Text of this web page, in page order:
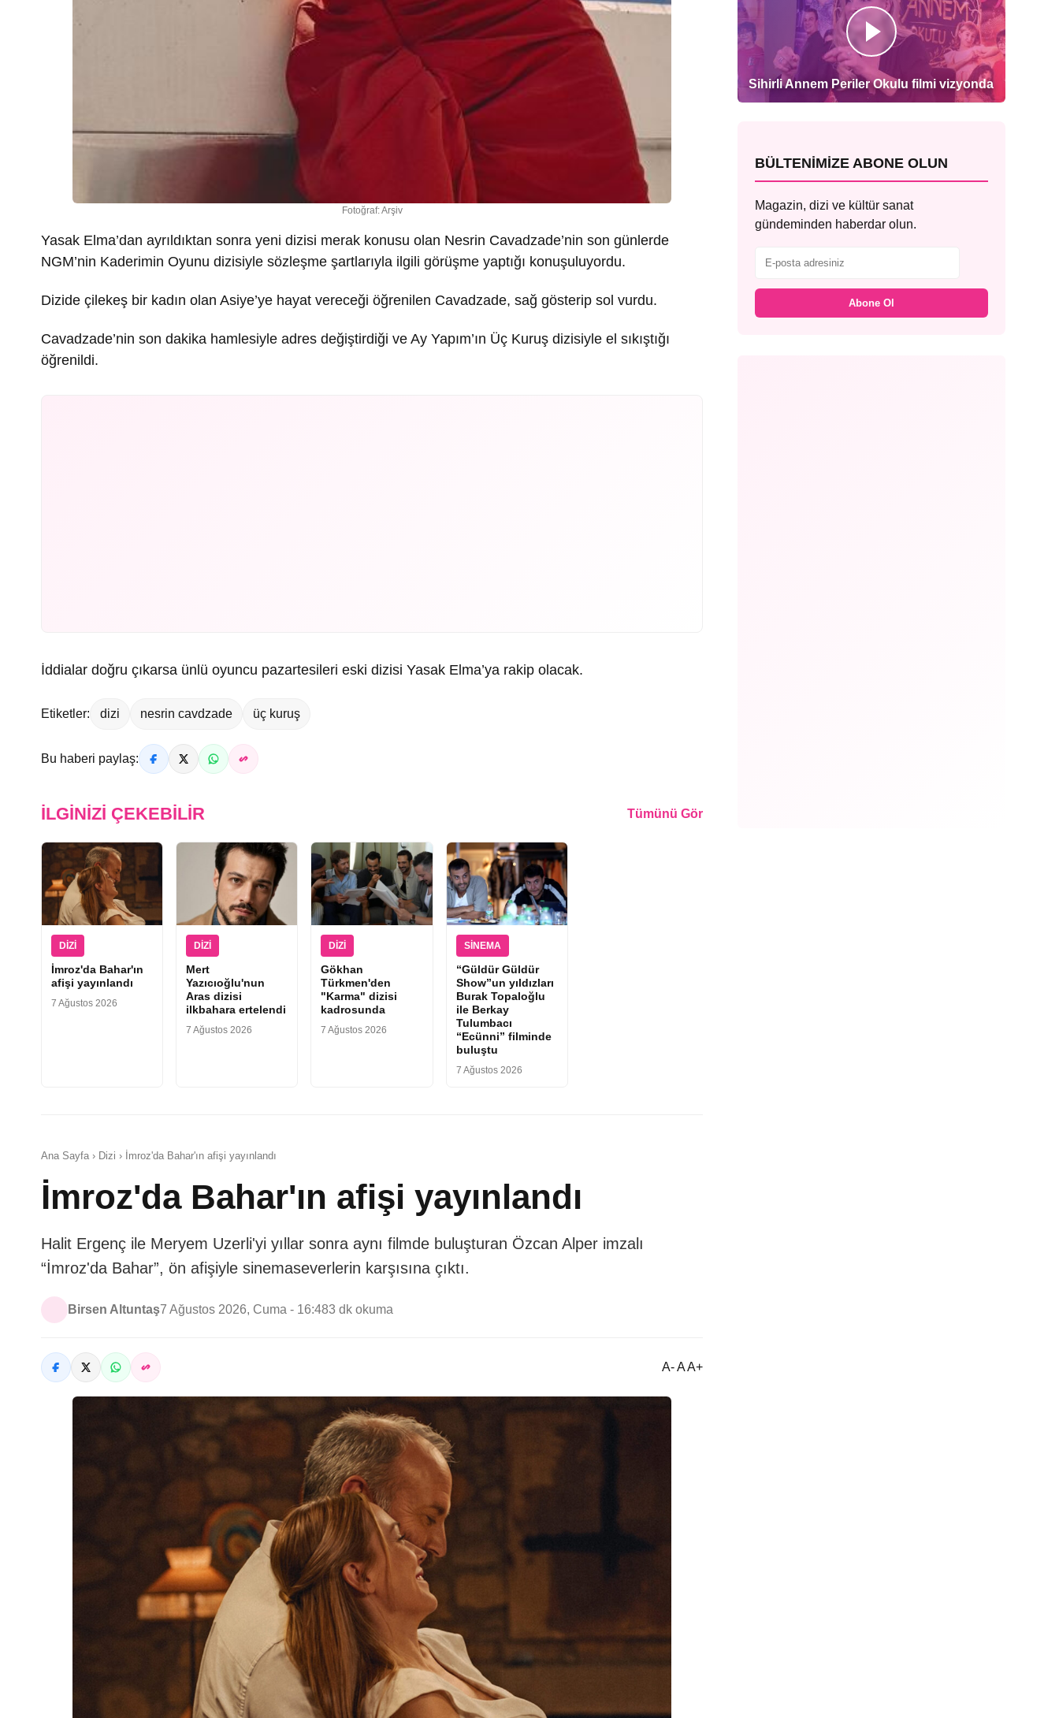
Fotoğraf: Arşiv
Yasak Elma’dan ayrıldıktan sonra yeni dizisi merak konusu olan Nesrin Cavadzade’nin son günlerde
NGM’nin Kaderimin Oyunu dizisiyle sözleşme şartlarıyla ilgili görüşme yaptığı konuşuluyordu.
Dizide çilekeş bir kadın olan Asiye’ye hayat vereceği öğrenilen Cavadzade, sağ gösterip sol vurdu.
Cavadzade’nin son dakika hamlesiyle adres değiştirdiği ve Ay Yapım’ın Üç Kuruş dizisiyle el sıkıştığı
öğrenildi.
İddialar doğru çıkarsa ünlü oyuncu pazartesileri eski dizisi Yasak Elma’ya rakip olacak.
Etiketler: dizi nesrin cavdzade üç kuruş
Bu haberi paylaş:
İLGINIZI ÇEKEBILIR Tümünü Gör
DIZI
İmroz'da Bahar'ın
afişi yayınlandı
7 Ağustos 2026
DIZI
Mert
Yazıcıoğlu'nun
Aras dizisi
ilkbahara ertelendi
7 Ağustos 2026
DIZI
Gökhan
Türkmen'den
"Karma" dizisi
kadrosunda
7 Ağustos 2026
SINEMA
“Güldür Güldür
Show”un yıldızları
Burak Topaloğlu
ile Berkay
Tulumbacı
“Ecünni” filminde
buluştu
7 Ağustos 2026
Ana Sayfa › Dizi › İmroz'da Bahar'ın afişi yayınlandı
İmroz'da Bahar'ın afişi yayınlandı
Halit Ergenç ile Meryem Uzerli'yi yıllar sonra aynı filmde buluşturan Özcan Alper imzalı
“İmroz'da Bahar”, ön afişiyle sinemaseverlerin karşısına çıktı.
Birsen Altuntaş7 Ağustos 2026, Cuma - 16:483 dk okuma
A- A A+
Sihirli Annem Periler Okulu filmi vizyonda
BÜLTENIMIZE ABONE OLUN
Magazin, dizi ve kültür sanat
gündeminden haberdar olun.
Abone Ol